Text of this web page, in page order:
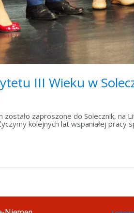
III Wieku w
zaproszone do Solecznik, na
kolejnych lat wspaniałej pracy